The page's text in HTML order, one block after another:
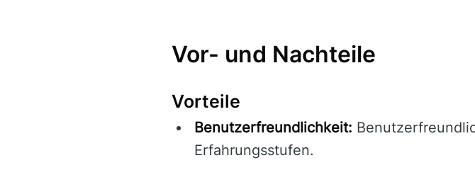
Vor- und Nachteile
Vorteile
Benutzerfreundlichkeit:
Erfahrungsstufen.